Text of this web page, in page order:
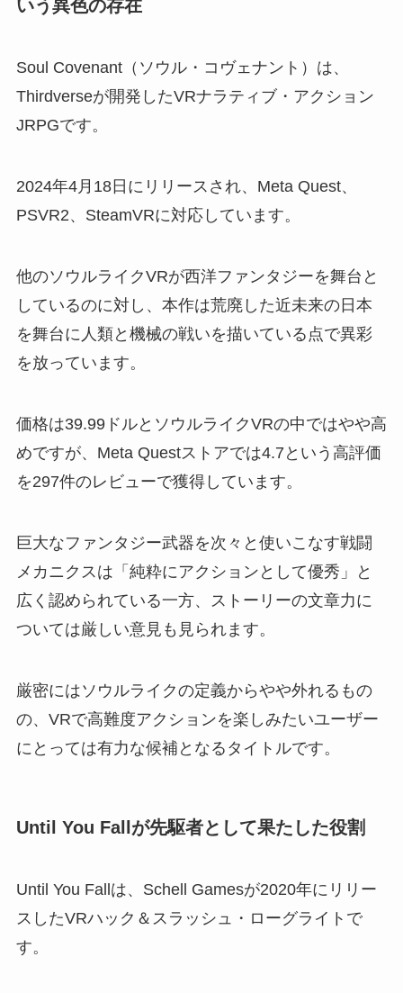
いう異色の存在
Soul Covenant（ソウル・コヴェナント）は、
Thirdverseが開発したVRナラティブ・アクション
JRPGです。
2024年4月18日にリリースされ、Meta Quest、
PSVR2、SteamVRに対応しています。
他のソウルライクVRが西洋ファンタジーを舞台と
しているのに対し、本作は荒廃した近未来の日本
を舞台に人類と機械の戦いを描いている点で異彩
を放っています。
価格は39.99ドルとソウルライクVRの中ではやや高
めですが、Meta Questストアでは4.7という高評価
を297件のレビューで獲得しています。
巨大なファンタジー武器を次々と使いこなす戦闘
メカニクスは「純粋にアクションとして優秀」と
広く認められている一方、ストーリーの文章力に
ついては厳しい意見も見られます。
厳密にはソウルライクの定義からやや外れるもの
の、VRで高難度アクションを楽しみたいユーザー
にとっては有力な候補となるタイトルです。
Until You Fallが先駆者として果たした役割
Until You Fallは、Schell Gamesが2020年にリリー
スしたVRハック＆スラッシュ・ローグライトで
す。